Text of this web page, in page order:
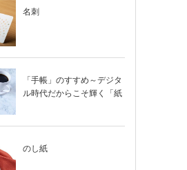
名刺
「手帳」のすすめ～デジタ
ル時代だからこそ輝く「紙
のし紙